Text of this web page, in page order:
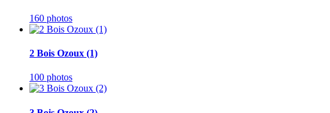
160 photos
2 Bois Ozoux (1)
100 photos